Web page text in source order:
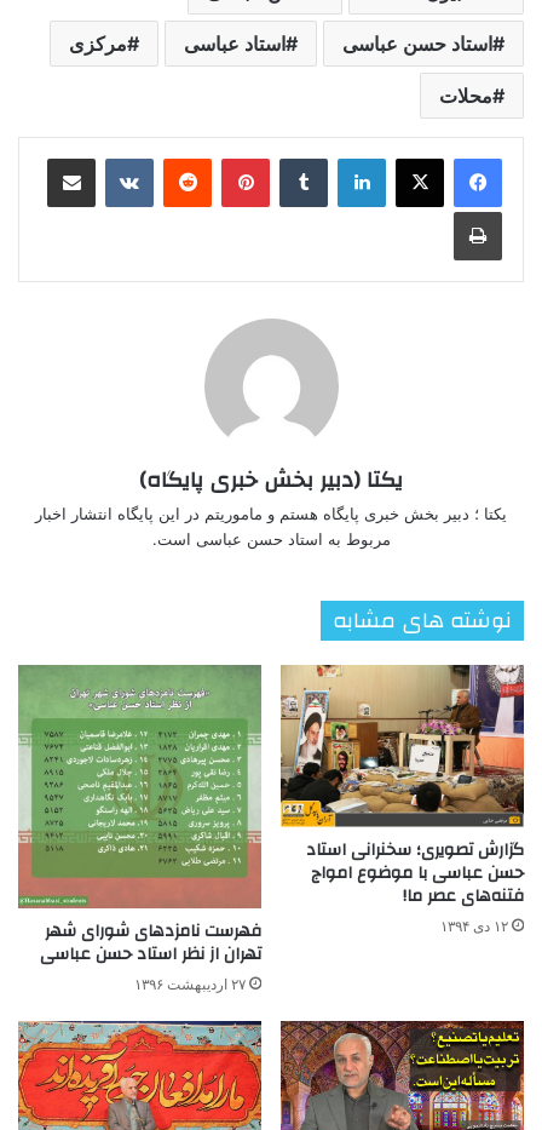
استاد حسن عباسی استاد عباسی مرکزی
محلات
لینکدین ‫تامبلر ‫پین‌ترست‫رددیت ‫VKontakteاشتراک گذاری از طریق ایمیل
چاپ
یکتا (دبیر بخش خبری پایگاه)
یکتا ؛ دبیر بخش خبری پایگاه هستم و ماموریتم در این پایگاه انتشار اخبار
مربوط به استاد حسن عباسی است.
نوشته های مشابه
گزارش تصویری؛ سخنرانی استاد
حسن عباسی با موضوع امواج
فتنه‌های عصر ما!
۱۲ دی ۱۳۹۴ فهرست نامزدهای شورای شهر
تهران از نظر استاد حسن عباسی
۲۷ اردیبهشت ۱۳۹۶